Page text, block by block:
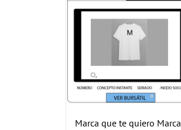
Marca que te quiero Marca